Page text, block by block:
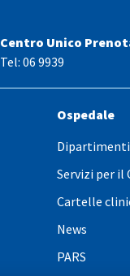
Centro Unico
Tel: 06 9939
Ospedale
Servizi per il
Cartelle
News
PARS